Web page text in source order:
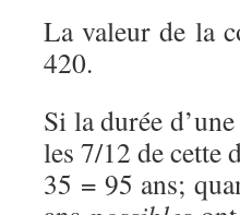
La valeur de la
420.
Si la durée
les 7/12 de cette
35 = 95 ans;